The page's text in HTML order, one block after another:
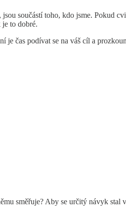
součástí toho, kdo jsme. Pokud
to dobré.
čas podívat se na váš cíl a
směřuje? Aby se určitý návyk stal